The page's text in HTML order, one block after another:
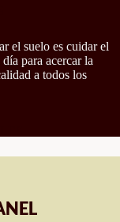
el suelo es cuidar el
para acercar la
a todos los